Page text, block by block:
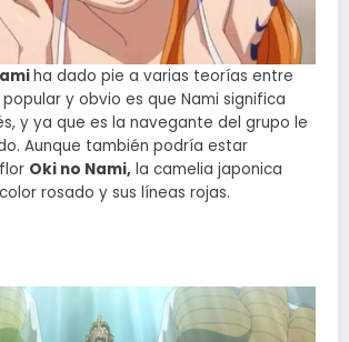
ha dado pie a varias teorías entre
popular y obvio es que Nami significa
y ya que es la navegante del grupo le
Aunque también podría estar
Oki no Nami, la camelia japonica
rosado y sus líneas rojas.